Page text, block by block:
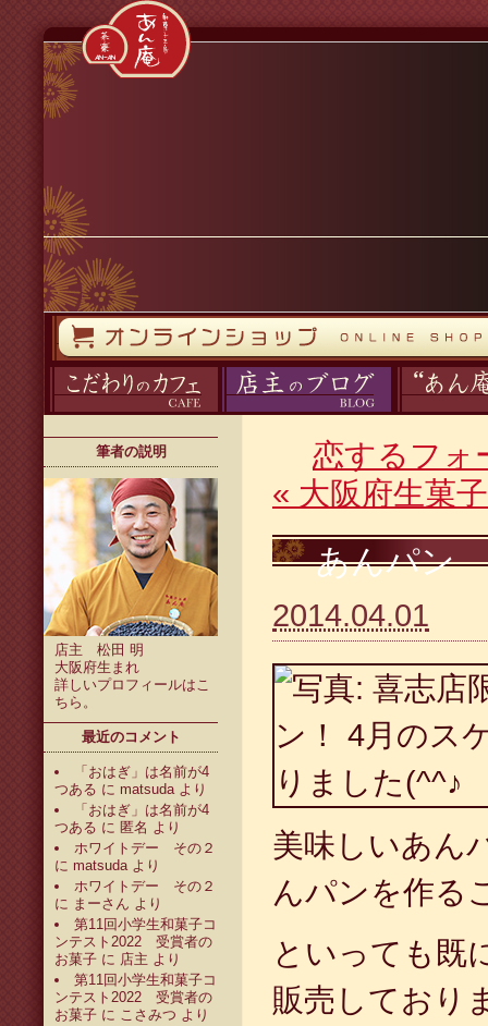
筆者の説明
店主 松田 明
大阪府生まれ
詳しいプロフィールはこ
ちら 。
最近のコメント
「おはぎ」は名前が4
つある に matsudaより
「おはぎ」は名前が4
つある に 匿名 より
ホワイトデー その２
に matsudaより
ホワイトデー その２
に まーさん より
第11回小学生和菓子コ
ンテスト2022 受賞者の
お菓子 に 店主 より
第11回小学生和菓子コ
ンテスト2022 受賞者の
お菓子 に こさみつ より
恋するフォ
« 大阪府生菓
あんパン
2014.04.01
美味しいあん
んパンを作る
といっても既
販売しており